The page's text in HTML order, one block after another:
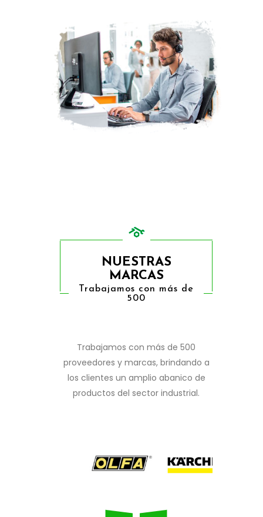
NUESTRAS
MARCAS
Trabajamos con más de
500
Trabajamos con más de 500
proveedores y marcas, brindando a
los clientes un amplio abanico de
productos del sector industrial.